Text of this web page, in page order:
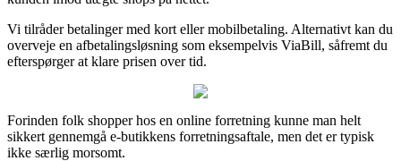
Vi tilråder betalinger med kort eller mobilbetaling. Alternativt kan du
overveje en afbetalingsløsning som eksempelvis ViaBill, såfremt du
efterspørger at klare prisen over tid.
Forinden folk shopper hos en online forretning kunne man helt
sikkert gennemgå e-butikkens forretningsaftale, men det er typisk
ikke særlig morsomt.